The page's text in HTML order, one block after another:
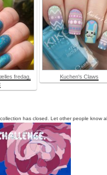
fredag,
Kuchen's Claws
has closed. Let other people know